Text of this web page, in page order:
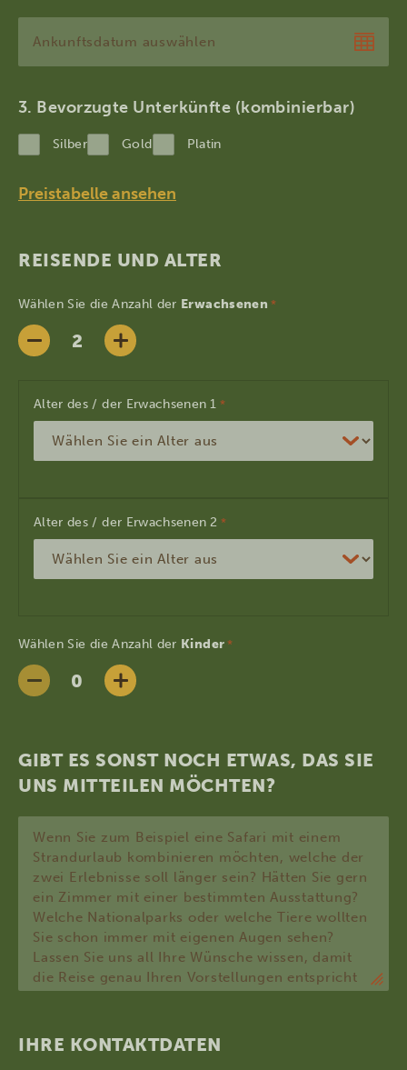
MM
JJJJ
Bevorzugte Unterkünfte (kombinierbar)
Silber Gold Platin
Preistabelle ansehen
REISENDE UND ALTER
Wählen Sie die Anzahl der Erwachsenen *
Alter des / der Erwachsenen *
Alter des / der Erwachsenen *
Wählen Sie die Anzahl der Kinder *
GIBT ES SONST NOCH ETWAS, DAS SIE
UNS MITTEILEN MÖCHTEN?
IHRE KONTAKTDATEN